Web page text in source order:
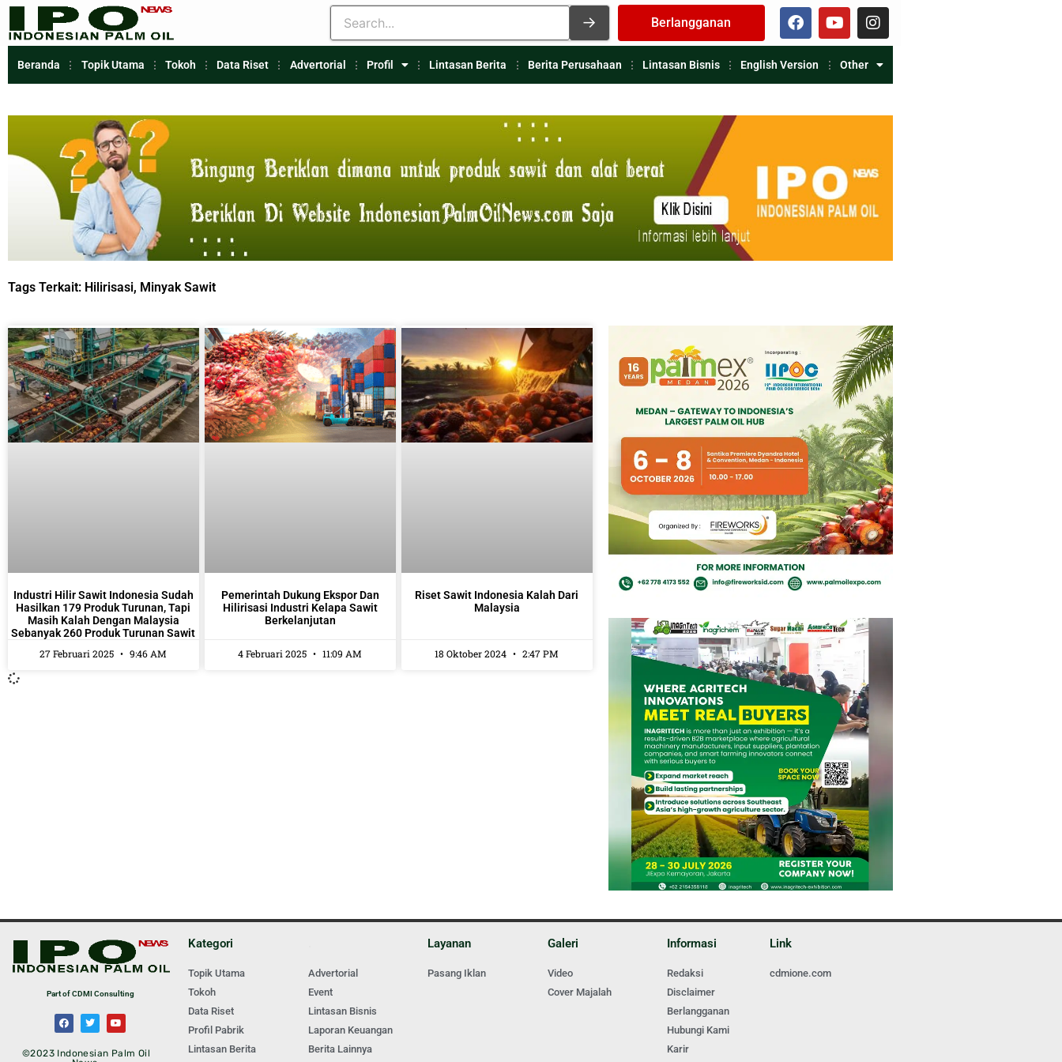
Berlangganan
Beranda Topik Utama Tokoh Data Riset Advertorial Profil Lintasan Berita Berita Perusahaan Lintasan Bisnis English Version Other
Tags Terkait: Hilirisasi, Minyak Sawit
Industri Hilir Sawit Indonesia Sudah
Hasilkan 179 Produk Turunan, Tapi
Masih Kalah Dengan Malaysia
Sebanyak 260 Produk Turunan Sawit
27 Februari 2025
9:46 AM
Pemerintah Dukung Ekspor Dan
Hilirisasi Industri Kelapa Sawit
Berkelanjutan
4 Februari 2025 11:09 AM
Riset Sawit Indonesia Kalah Dari
Malaysia
18 Oktober 2024 2:47 PM
Part of CDMI Consulting
©2023 Indonesian Palm Oil
Kategori
Topik Utama
Tokoh
Data Riset
Profil Pabrik
Lintasan Berita
Advertorial
Event
Lintasan Bisnis
Laporan Keuangan
Berita Lainnya
Layanan
Pasang Iklan
Galeri
Video
Cover Majalah
Informasi
Redaksi
Disclaimer
Berlangganan
Hubungi Kami
Karir
Link
cdmione.com